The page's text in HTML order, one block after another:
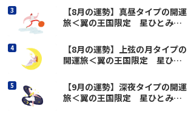
【8月の運勢】真昼タイプの開運
旅＜翼の王国限定 星ひとみの
【8月の運勢】上弦の月タイプの
開運旅＜翼の王国限定 星ひと
【9月の運勢】深夜タイプの開運
旅＜翼の王国限定 星ひとみの